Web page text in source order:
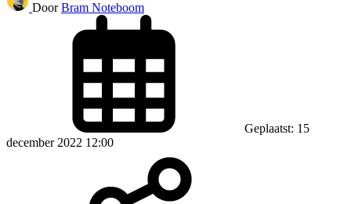
Door Bram Noteboom
Geplaatst: 15
december 2022 12:00